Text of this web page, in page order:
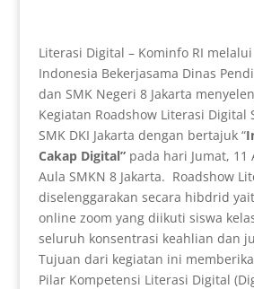
Literasi Digital – Kominfo RI
Indonesia Bekerjasama Dinas
dan SMK Negeri 8 Jakarta
Kegiatan Roadshow Literasi Digital
SMK DKI Jakarta dengan bertajuk “
Cakap Digital” pada hari Jumat, 11
Aula SMKN 8 Jakarta. Roadshow
diselenggarakan secara hibdrid
online zoom yang diikuti siswa
seluruh konsentrasi keahlian dan
Tujuan dari kegiatan ini
Pilar Kompetensi Literasi Digital